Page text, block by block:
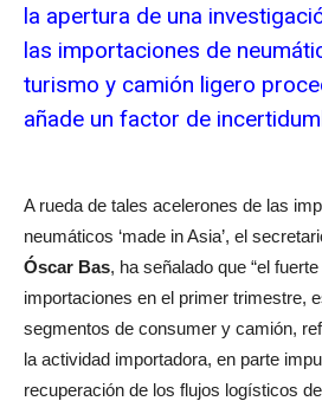
la apertura de una
las importaciones de
turismo y camión ligero
añade un factor de
A rueda de tales acelerones de las
neumáticos ‘made in Asia’, el
Óscar Bas, ha señalado que “el
importaciones en el primer trimestre,
segmentos de consumer y camión,
la actividad importadora, en parte
recuperación de los flujos logísticos